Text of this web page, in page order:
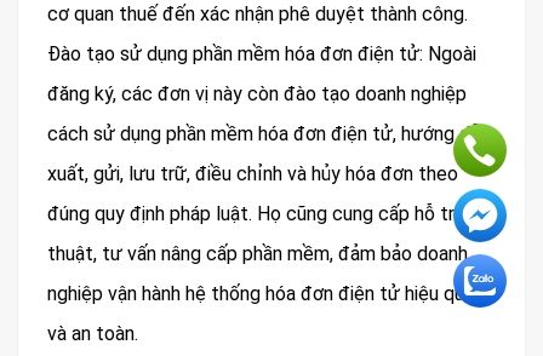
cơ quan thuế đến xác nhận phê duyệt thành công.
Đào tạo sử dụng phần mềm hóa đơn điện tử: Ngoài
đăng ký, các đơn vị này còn đào tạo doanh nghiệp
cách sử dụng phần mềm hóa đơn điện tử, hướng dẫn
xuất, gửi, lưu trữ, điều chỉnh và hủy hóa đơn theo
đúng quy định pháp luật. Họ cũng cung cấp hỗ trợ kỹ
thuật, tư vấn nâng cấp phần mềm, đảm bảo doanh
nghiệp vận hành hệ thống hóa đơn điện tử hiệu quả
và an toàn.